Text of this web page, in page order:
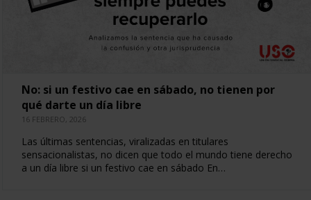
No: si un festivo cae en sábado, no tienen por
qué darte un día libre
16 FEBRERO, 2026
Las últimas sentencias, viralizadas en titulares
sensacionalistas, no dicen que todo el mundo tiene derecho
a un día libre si un festivo cae en sábado En…